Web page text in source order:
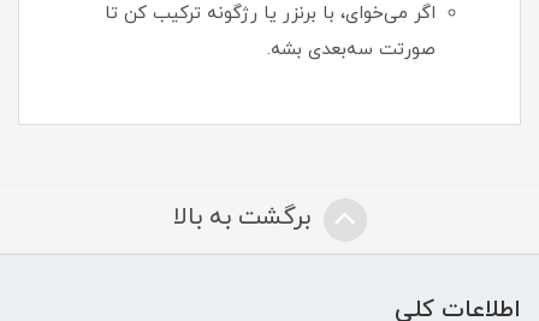
اگر می‌خوای، با برنزر یا رژگونه ترکیب کن تا
صورتت سه‌بعدی بشه.
برگشت به بالا
اطلاعات کلی